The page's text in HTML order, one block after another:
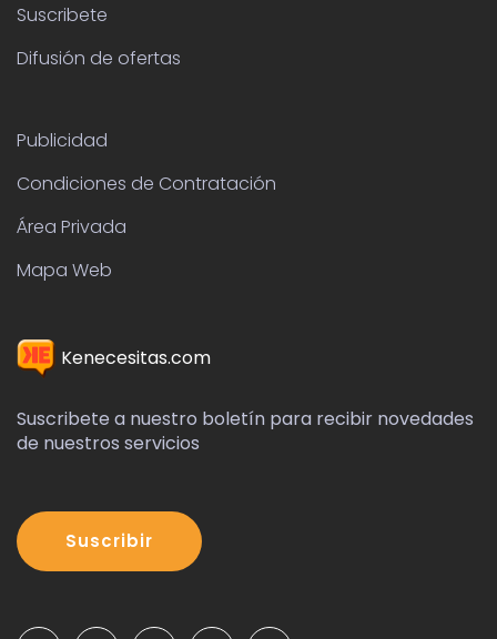
Suscribete
Difusión de ofertas
Publicidad
Condiciones de Contratación
Área Privada
Mapa Web
Kenecesitas.com
Suscribete a nuestro boletín para recibir novedades
de nuestros servicios
Suscribir